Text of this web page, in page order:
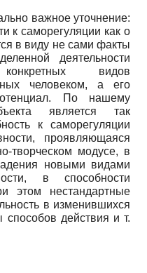
важное уточнение:
к саморегуляции как о
в виду не сами факты
деятельности
видов
человеком, а его
По нашему
является так
к саморегуляции
проявляющаяся
творческом модусе, в
новыми видами
в способности
этом нестандартные
в изменившихся
действия и т.